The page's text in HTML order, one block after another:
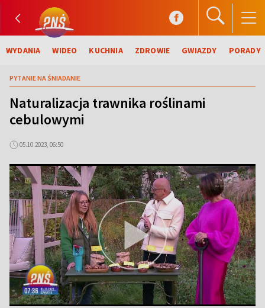
WYDANIA WIDEO KUCHNIA ZDROWIE GWIAZDY PORADY
PYTANIE NA ŚNIADANIE
Naturalizacja trawnika roślinami
cebulowymi
05.10.2023, 06:50